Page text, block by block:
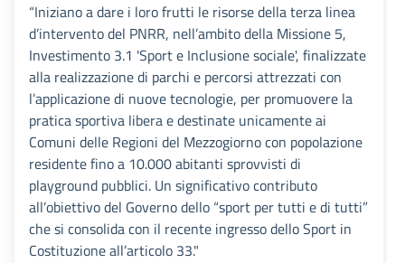
“Iniziano a dare i loro frutti le risorse della terza linea
d’intervento del PNRR, nell’ambito della Missione 5,
Investimento 3.1 'Sport e Inclusione sociale', finalizzate
alla realizzazione di parchi e percorsi attrezzati con
l’applicazione di nuove tecnologie, per promuovere la
pratica sportiva libera e destinate unicamente ai
Comuni delle Regioni del Mezzogiorno con popolazione
residente fino a 10.000 abitanti sprovvisti di
playground pubblici. Un significativo contributo
all’obiettivo del Governo dello “sport per tutti e di tutti”
che si consolida con il recente ingresso dello Sport in
Costituzione all’articolo 33."